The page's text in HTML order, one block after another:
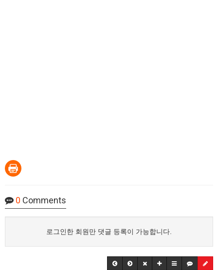
0 Comments
로그인한 회원만 댓글 등록이 가능합니다.